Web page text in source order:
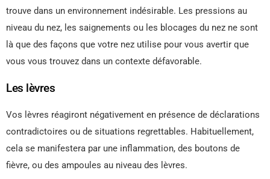
trouve dans un environnement indésirable. Les pressions au
niveau du nez, les saignements ou les blocages du nez ne sont
là que des façons que votre nez utilise pour vous avertir que
vous vous trouvez dans un contexte défavorable.
Les lèvres
Vos lèvres réagiront négativement en présence de déclarations
contradictoires ou de situations regrettables. Habituellement,
cela se manifestera par une inflammation, des boutons de
fièvre, ou des ampoules au niveau des lèvres.